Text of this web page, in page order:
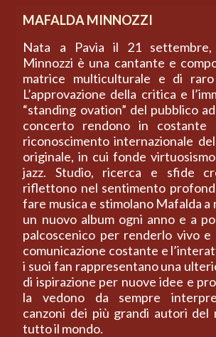
MAFALDA MINNOZZI
Nata a Pavia il 21 settembre,
Minnozzi è una cantante e
matrice multiculturale e di raro
L’approvazione della critica e
“standing ovation” del pubblico
concerto rendono in costante
riconoscimento internazionale
originale, in cui fonde
jazz. Studio, ricerca e sfide
riflettono nel sentimento
fare musica e stimolano Mafalda a
un nuovo album ogni anno e a
palcoscenico per renderlo vivo e
comunicazione costante e
i suoi fan rappresentano una
di ispirazione per nuove idee e
la vedono da sempre
canzoni dei più grandi autori del
tutto il mondo.